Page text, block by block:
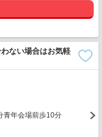
ない場合はお気軽
青年会場前歩10分